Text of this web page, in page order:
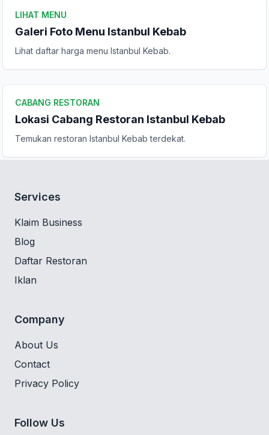
LIHAT MENU
Galeri Foto Menu Istanbul Kebab
Lihat daftar harga menu Istanbul Kebab.
CABANG RESTORAN
Lokasi Cabang Restoran Istanbul Kebab
Temukan restoran Istanbul Kebab terdekat.
Kirim Ulasan
Services
Klaim Business
Blog
Daftar Restoran
Iklan
Company
About Us
Contact
Privacy Policy
Follow Us